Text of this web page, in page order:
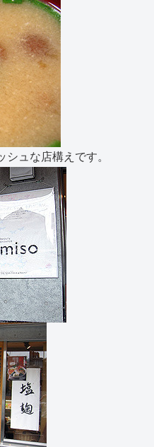
ュな店構えです。